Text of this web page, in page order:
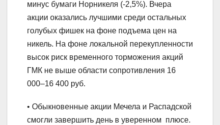
минус бумаги Норникеля (-2,5%). Вчера
акции оказались лучшими среди остальных
голубых фишек на фоне подъема цен на
никель. На фоне локальной перекупленности
высок риск временного торможения акций
ГМК не выше области сопротивления 16
000–16 400 руб.
• Обыкновенные акции Мечела и Распадской
смогли завершить день в уверенном плюсе.